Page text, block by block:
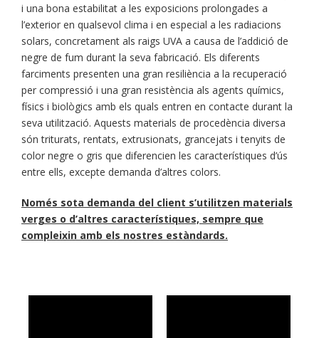
i una bona estabilitat a les exposicions prolongades a
l’exterior en qualsevol clima i en especial a les radiacions
solars, concretament als raigs UVA a causa de l’addició de
negre de fum durant la seva fabricació. Els diferents
farciments presenten una gran resiliència a la recuperació
per compressió i una gran resistència als agents químics,
físics i biològics amb els quals entren en contacte durant la
seva utilització. Aquests materials de procedència diversa
són triturats, rentats, extrusionats, grancejats i tenyits de
color negre o gris que diferencien les característiques d’ús
entre ells, excepte demanda d’altres colors.
Només sota demanda del client s’utilitzen materials
verges o d’altres característiques, sempre que
compleixin amb els nostres estàndards.